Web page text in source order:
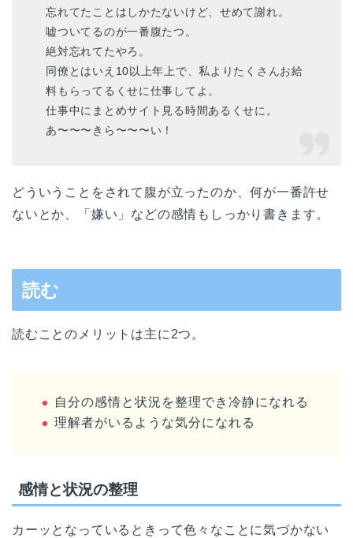
忘れてたことはしかたないけど、せめて謝れ。
嘘ついてるのが一番腹たつ。
絶対忘れてたやろ。
同僚とはいえ10以上年上で、私よりたくさんお給
料もらってるくせに仕事してよ。
仕事中にまとめサイト見る時間あるくせに。
あ〜〜〜きら〜〜〜い！
どういうことをされて腹が立ったのか、何が一番許せ
ないとか、「嫌い」などの感情もしっかり書きます。
読む
読むことのメリットは主に2つ。
自分の感情と状況を整理でき冷静になれる
理解者がいるような気分になれる
感情と状況の整理
カーッとなっているときって色々なことに気づかない